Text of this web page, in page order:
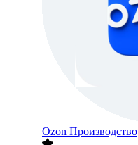
Ozon Производство